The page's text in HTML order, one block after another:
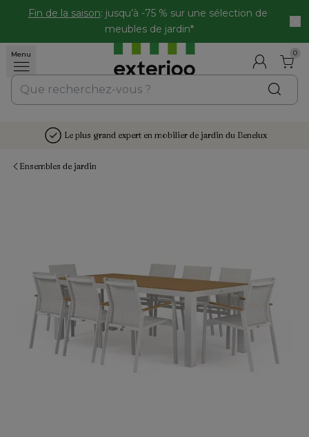
Fin de la saison: jusqu’à -75 % sur une sélection de
meubles de jardin*
Menu 0
Le plus grand expert en mobilier de jardin du Benelux
Ensembles de jardin